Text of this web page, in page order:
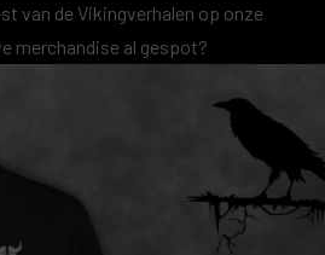
van de Vikingverhalen op onze
merchandise al gespot?